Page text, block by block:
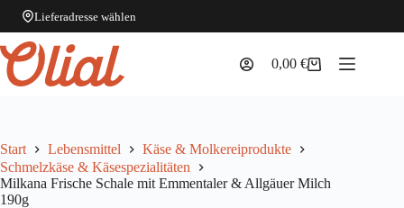
Lieferadresse wählen
Zum
Inhalt
springen
Warenkorb
0,00€
Start Lebensmittel
Käse & Molkereiprodukte
Schmelzkäse & Käsespezialitäten
Milkana Frische Schale mit Emmentaler & Allgäuer Milch
190g